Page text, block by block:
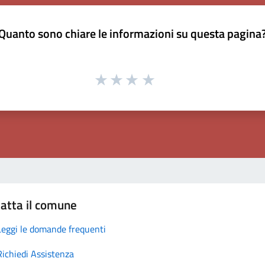
sono chiare le informazioni su questa
il comune
le domande frequenti
Assistenza